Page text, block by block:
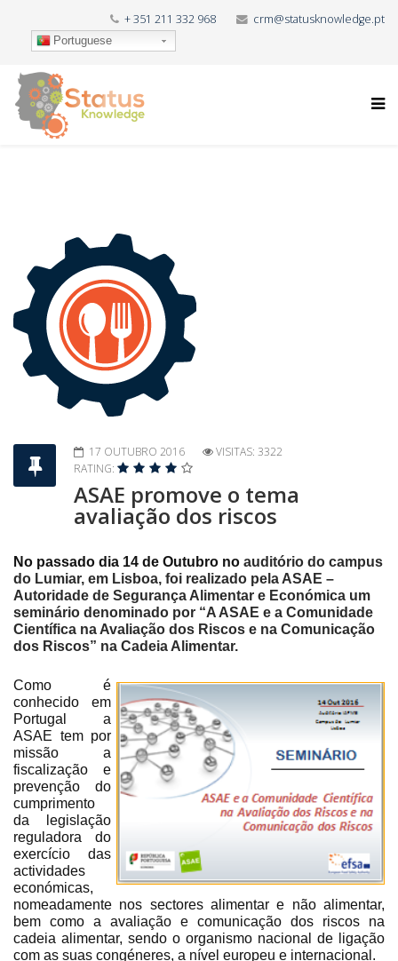
+ 351 211 332 968 crm@statusknowledge.pt
Portuguese
17 OUTUBRO 2016
VISITAS: 3322
RATING:
ASAE promove o tema
avaliação dos riscos
No passado dia 14 de Outubro no auditório do campus
do Lumiar, em Lisboa, foi realizado pela ASAE –
Autoridade de Segurança Alimentar e Económica um
seminário denominado por “A ASAE e a Comunidade
Científica na Avaliação dos Riscos e na Comunicação
dos Riscos” na Cadeia Alimentar.
Como é
conhecido em
Portugal a
ASAE tem por
missão a
fiscalização e
prevenção do
cumprimento
da legislação
reguladora do
exercício das
actividades
económicas,
nomeadamente nos sectores alimentar e não alimentar,
bem como a avaliação e comunicação dos riscos na
cadeia alimentar, sendo o organismo nacional de ligação
com as suas congéneres, a nível europeu e internacional.